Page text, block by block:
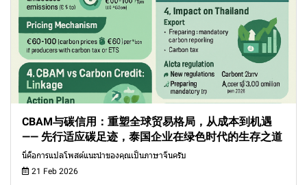
CBAM与碳信用：重塑全球贸易格局，从成本到机遇
—— 先行适应碳足迹，泰国企业在绿色时代的生存之道
นี่คือการแปลโพสต์แนะนำของคุณเป็นภาษาจีนครับ
21 Feb 2026